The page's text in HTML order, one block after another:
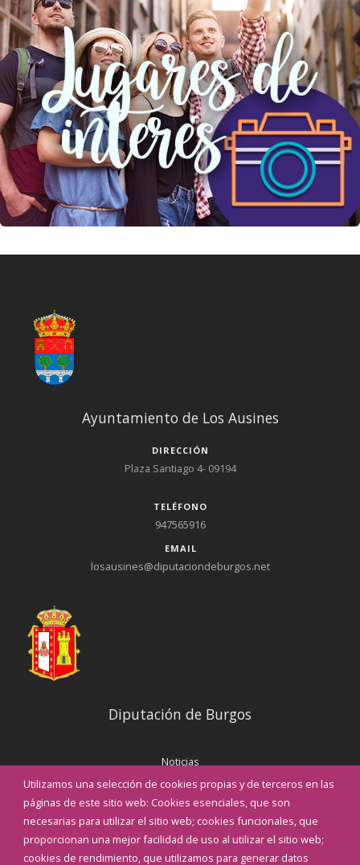
Utilizamos una selección de cookies propias y de terceros en las
páginas de este sitio web: Cookies esenciales, que son
necesarias para utilizar el sitio web; cookies funcionales, que
proporcionan una mejor facilidad de uso al utilizar el sitio web;
cookies de rendimiento, que utilizamos para generar datos
Ayuntamiento de Los Ausines
DIRECCIÓN
Plaza Santiago 4- 09194
TELÉFONO
947565916
EMAIL
losausines@diputaciondeburgos.net
Diputación de Burgos
Noticias
Eventos
Corporación Municipal
Teléfonos de interés
INICIAR SESIÓN